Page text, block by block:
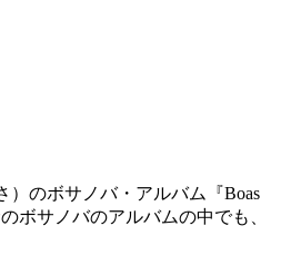
）のボサノバ・アルバム『Boas
ボサノバのアルバムの中でも、